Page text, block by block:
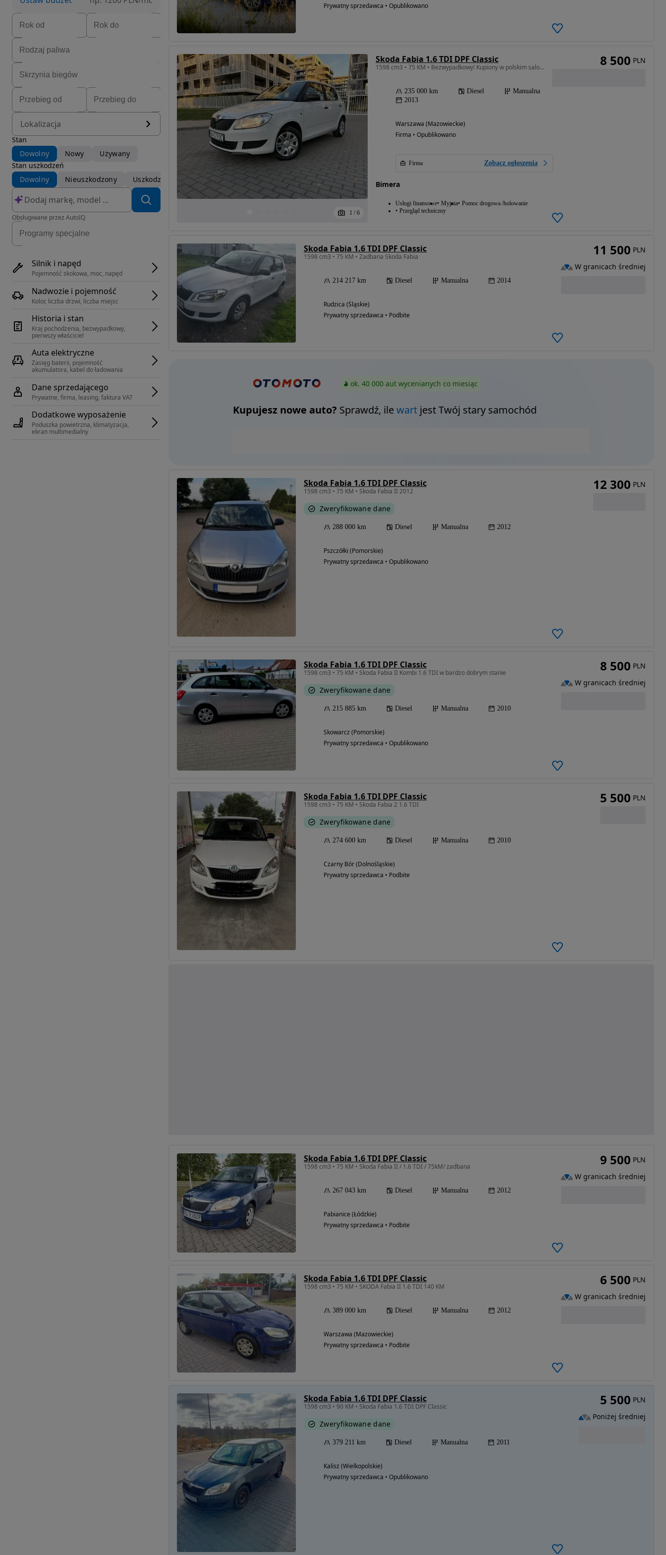
Lokalizacja
Stan
Dowolny
Nowy
Używany
Stan uszkodzeń
Dowolny
Nieuszkodzony Uszkodzony
Obsługiwane przez AutoIQ
Silnik i napęd
Pojemność skokowa, moc, napęd
Nadwozie i pojemność
Kolor, liczba drzwi, liczba miejsc
Historia i stan
Kraj pochodzenia, bezwypadkowy,
pierwszy właściciel
Auta elektryczne
Zasięg baterii, pojemność
akumulatora, kabel do ładowania
Dane sprzedającego
Prywatne, firma, leasing, faktura VAT
Dodatkowe wyposażenie
Poduszka powietrzna, klimatyzacja,
ekran multimedialny
Prywatny sprzedawca • Opublikowano
1 / 6
Skoda Fabia 1.6 TDI DPF Classic
1598 cm3 • 75 KM • Bezwypadkowy! Kupiony w polskim salonie! Serwisowany! VAT23%!
235 000 km Diesel
Manualna
2013
Warszawa (Mazowieckie)
Firma • Opublikowano
Firma Zobacz ogłoszenia
Bimera
Usługi finansowe Myjnia Pomoc drogowa /holowanie
Przegląd techniczny
8 500 PLN
Skoda Fabia 1.6 TDI DPF Classic
1598 cm3 • 75 KM • Zadbana Skoda Fabia
214 217 km Diesel Manualna 2014
Rudzica (Śląskie)
Prywatny sprzedawca • Podbite
11 500 PLN
W granicach średniej
ok. 40 000 aut wycenianych co miesiąc
Kupujesz nowe auto? Sprawdź, ilewartjest Twój stary samochód
Skoda Fabia 1.6 TDI DPF Classic
1598 cm3 • 75 KM • Skoda Fabia II 2012
Zweryfikowane dane
288 000 km Diesel Manualna 2012
Pszczółki (Pomorskie)
Prywatny sprzedawca • Opublikowano
12 300 PLN
Skoda Fabia 1.6 TDI DPF Classic
1598 cm3 • 75 KM • Skoda Fabia II Kombi 1.6 TDI w bardzo dobrym stanie
Zweryfikowane dane
215 885 km Diesel Manualna 2010
Skowarcz (Pomorskie)
Prywatny sprzedawca • Opublikowano
8 500 PLN
W granicach średniej
Skoda Fabia 1.6 TDI DPF Classic
1598 cm3 • 75 KM • Skoda Fabia 2 1.6 TDI
Zweryfikowane dane
274 600 km Diesel Manualna 2010
Czarny Bór (Dolnośląskie)
Prywatny sprzedawca • Podbite
5 500 PLN
Skoda Fabia 1.6 TDI DPF Classic
1598 cm3 • 75 KM • Skoda Fabia II / 1.6 TDI / 75kM/ zadbana
267 043 km Diesel Manualna 2012
Pabianice (Łódzkie)
Prywatny sprzedawca • Podbite
9 500 PLN
W granicach średniej
Skoda Fabia 1.6 TDI DPF Classic
1598 cm3 • 75 KM • SKODA Fabia II 1.6 TDI 140 KM
389 000 km Diesel Manualna 2012
Warszawa (Mazowieckie)
Prywatny sprzedawca • Podbite
6 500 PLN
W granicach średniej
Skoda Fabia 1.6 TDI DPF Classic
1598 cm3 • 90 KM • Skoda Fabia 1.6 TDI DPF Classic
Zweryfikowane dane
379 211 km Diesel Manualna 2011
Kalisz (Wielkopolskie)
Prywatny sprzedawca • Opublikowano
5 500 PLN
Poniżej średniej